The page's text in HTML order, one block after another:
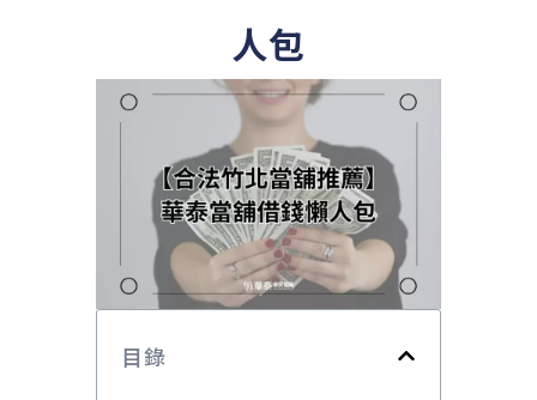
人包
目錄